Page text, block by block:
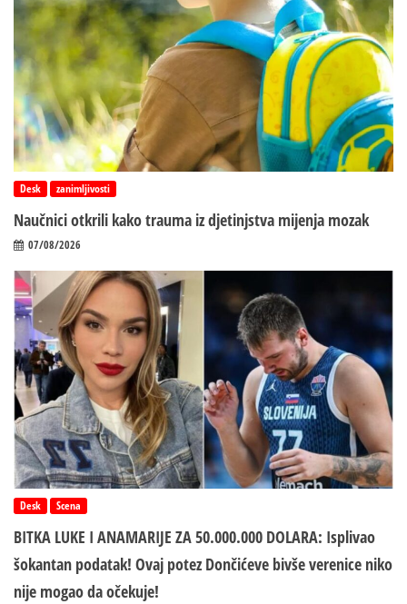
Desk zanimljivosti
Naučnici otkrili kako trauma iz d‌jetinjstva mijenja mozak
07/08/2026
Desk Scena
BITKA LUKE I ANAMARIJE ZA 50.000.000 DOLARA: Isplivao
šokantan podatak! Ovaj potez Dončićeve bivše verenice niko
nije mogao da očekuje!